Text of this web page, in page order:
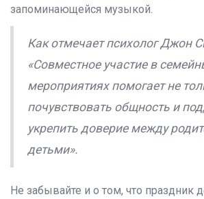
запоминающейся музыкой.
Как отмечает психолог Джон
«Совместное участие в
мероприятиях помогает не
почувствовать общность и
укрепить доверие между
детьми».
Не забывайте и о том, что праздник